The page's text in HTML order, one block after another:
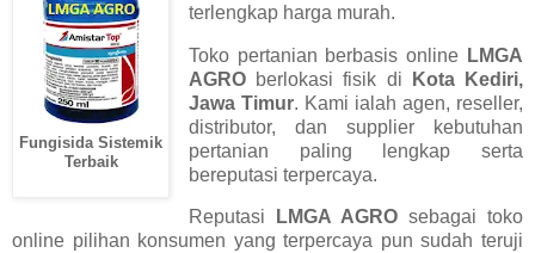
Fungisida Sistemik
Terbaik
terlengkap harga murah.
Toko pertanian berbasis online LMGA
AGROberlokasi fisik di
Kota Kediri,
Jawa Timur. Kami ialah agen, reseller,
distributor, dan supplier kebutuhan
pertanian paling lengkap serta
bereputasi terpercaya.
Reputasi LMGA AGROsebagai toko
online pilihan konsumen yang terpercaya pun sudah teruji